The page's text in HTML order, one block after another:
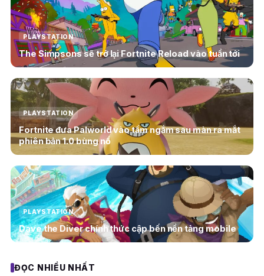
PLAYSTATION
The Simpsons sẽ trở lại Fortnite Reload vào tuần tới
PLAYSTATION
Fortnite đưa Palworld vào tầm ngắm sau màn ra mắt
phiên bản 1.0 bùng nổ
PLAYSTATION
Dave the Diver chính thức cập bến nền tảng mobile
ĐỌC NHIỀU NHẤT